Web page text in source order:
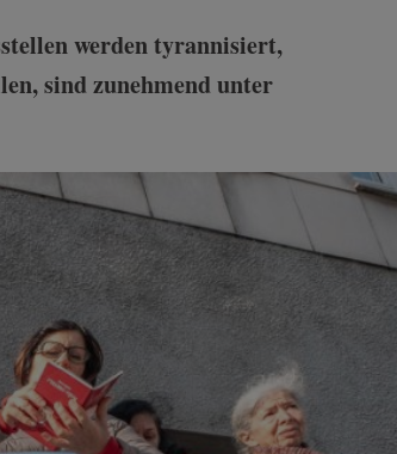
werden tyrannisiert,
sind zunehmend unter